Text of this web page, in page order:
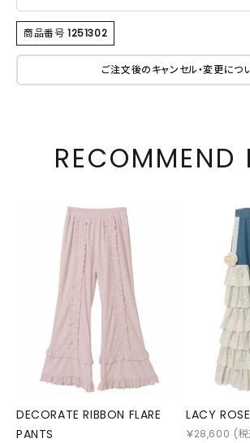
商品番号 1251302
ご注文後のキャンセル・変更につ
RECOMMEND
DECORATE RIBBON FLARE
PANTS
LACY
￥28,600 (